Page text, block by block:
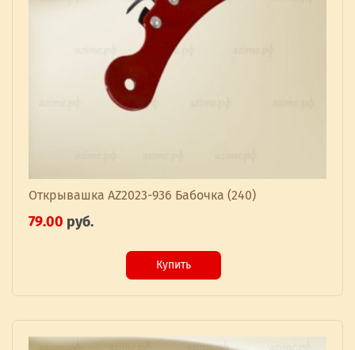
Открывашка AZ2023-936 Бабочка (240)
79.00 руб.
Купить